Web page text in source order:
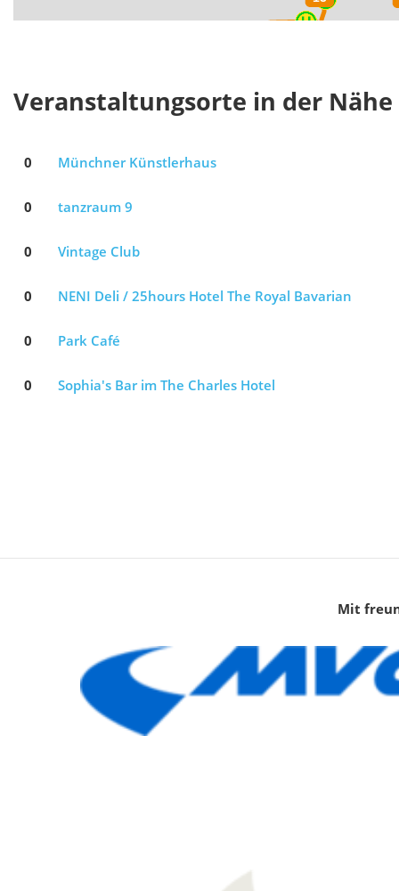
Veranstaltungsorte in der Nähe
0 Münchner Künstlerhaus
0 tanzraum 9
0 Vintage Club
0 NENI Deli / 25hours Hotel The Royal Bavarian
0 Park Café
0 Sophia's Bar im The Charles Hotel
Mit